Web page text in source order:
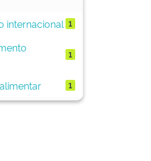
internacional 1
1
1